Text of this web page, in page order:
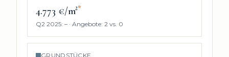
4.773 €/m²*
Q2 2025: – · Angebote: 2 vs. 0
GRUNDSTÜCKE